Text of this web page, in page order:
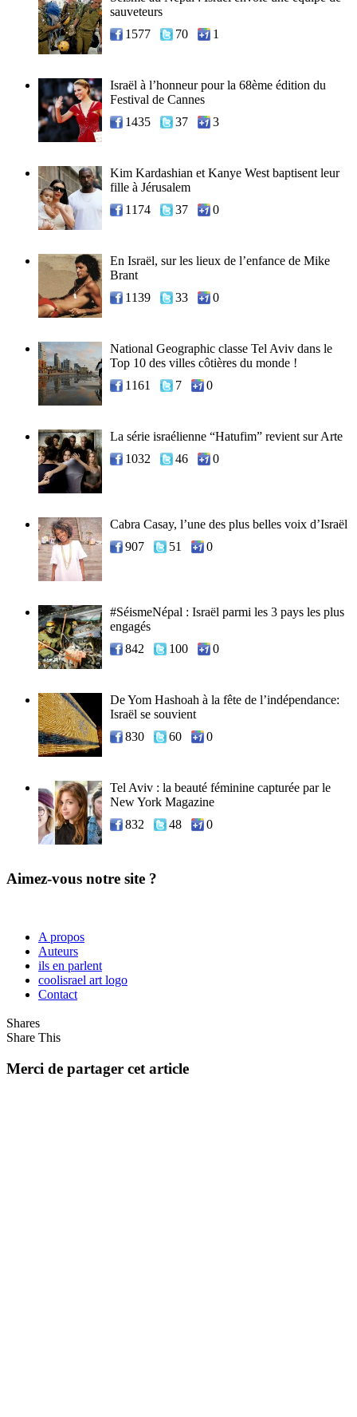
sauveteurs
1577
70 1
Israël à l’honneur pour la 68ème édition du
Festival de Cannes
1435
37 3
Kim Kardashian et Kanye West baptisent leur
fille à Jérusalem
1174
37 0
En Israël, sur les lieux de l’enfance de Mike
Brant
1139
33 0
National Geographic classe Tel Aviv dans le
Top 10 des villes côtières du monde !
1161
7 0
La série israélienne “Hatufim” revient sur Arte
1032
46 0
Cabra Casay, l’une des plus belles voix d’Israël
907
51 0
#SéismeNépal : Israël parmi les 3 pays les plus
engagés
842
100 0
De Yom Hashoah à la fête de l’indépendance:
Israël se souvient
830
60 0
Tel Aviv : la beauté féminine capturée par le
New York Magazine
832
48 0
Aimez-vous notre site ?
A propos
Auteurs
ils en parlent
coolisrael art logo
Contact
Shares
Share This
Merci de partager cet article